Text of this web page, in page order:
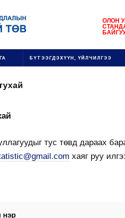
ОЛОН
БҮТЭЭГДЭХҮҮН, ҮЙЛЧИЛГЭЭ
тус төвд дараах
хаяг руу
нэр